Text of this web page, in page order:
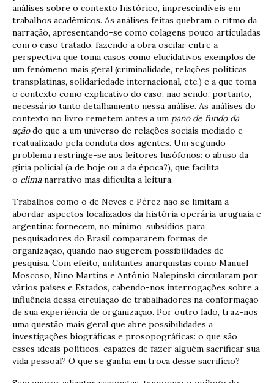
análises sobre o contexto histórico, imprescindíveis em
trabalhos acadêmicos. As análises feitas quebram o ritmo da
narração, apresentando-se como colagens pouco articuladas
com o caso tratado, fazendo a obra oscilar entre a
perspectiva que toma casos como elucidativos exemplos de
um fenômeno mais geral (criminalidade, relações políticas
transplatinas, solidariedade internacional, etc.) e a que toma
o contexto como explicativo do caso, não sendo, portanto,
necessário tanto detalhamento nessa análise. As análises do
contexto no livro remetem antes a um pano de fundo da
açãodo que a um universo de relações sociais mediado e
reatualizado pela conduta dos agentes. Um segundo
problema restringe-se aos leitores lusófonos: o abuso da
gíria policial (a de hoje ou a da época?), que facilita
o climanarrativo mas dificulta a leitura.
Trabalhos como o de Neves e Pérez não se limitam a
abordar aspectos localizados da história operária uruguaia e
argentina: fornecem, no mínimo, subsídios para
pesquisadores do Brasil compararem formas de
organização, quando não sugerem possibilidades de
pesquisa. Com efeito, militantes anarquistas como Manuel
Moscoso, Nino Martins e Antônio Nalepinski circularam por
vários países e Estados, cabendo-nos interrogações sobre a
influência dessa circulação de trabalhadores na conformação
de sua experiência de organização. Por outro lado, traz-nos
uma questão mais geral que abre possibilidades a
investigações biográficas e prosopográficas: o que são
esses ideais políticos, capazes de fazer alguém sacrificar sua
vida pessoal? O que se ganha em troca desse sacrifício?